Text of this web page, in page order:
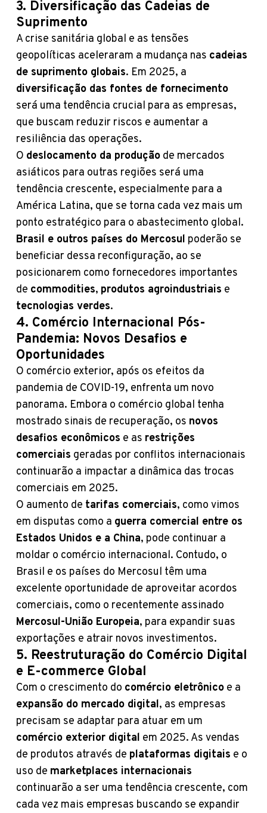
3. Diversificação das Cadeias de
Suprimento
A crise sanitária global e as tensões
geopolíticas aceleraram a mudança nas cadeias
de suprimento globais. Em 2025, a
diversificação das fontes de fornecimento
será uma tendência crucial para as empresas,
que buscam reduzir riscos e aumentar a
resiliência das operações.
O deslocamento da produção de mercados
asiáticos para outras regiões será uma
tendência crescente, especialmente para a
América Latina, que se torna cada vez mais um
ponto estratégico para o abastecimento global.
Brasil e outros países do Mercosul poderão se
beneficiar dessa reconfiguração, ao se
posicionarem como fornecedores importantes
de commodities, produtos agroindustriais e
tecnologias verdes.
4. Comércio Internacional Pós-
Pandemia: Novos Desafios e
Oportunidades
O comércio exterior, após os efeitos da
pandemia de COVID-19, enfrenta um novo
panorama. Embora o comércio global tenha
mostrado sinais de recuperação, os novos
desafios econômicos e as restrições
comerciais geradas por conflitos internacionais
continuarão a impactar a dinâmica das trocas
comerciais em 2025.
O aumento de tarifas comerciais, como vimos
em disputas como a guerra comercial entre os
Estados Unidos e a China, pode continuar a
moldar o comércio internacional. Contudo, o
Brasil e os países do Mercosul têm uma
excelente oportunidade de aproveitar acordos
comerciais, como o recentemente assinado
Mercosul-União Europeia, para expandir suas
exportações e atrair novos investimentos.
5. Reestruturação do Comércio Digital
e E-commerce Global
Com o crescimento do comércio eletrônico e a
expansão do mercado digital, as empresas
precisam se adaptar para atuar em um
comércio exterior digital em 2025. As vendas
de produtos através de plataformas digitais e o
uso de marketplaces internacionais
continuarão a ser uma tendência crescente, com
cada vez mais empresas buscando se expandir